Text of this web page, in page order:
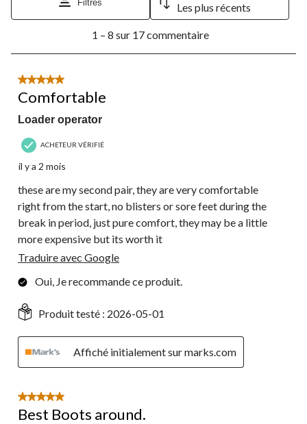
Filtres
Les plus récents
8
17
commentaire.
1 – 8 sur 17 commentaire
5 étoile(s) sur 5.
Comfortable
Loader operator
ACHETEUR VÉRIFIÉ
il y a 2 mois
these are my second pair, they are very comfortable
right from the start, no blisters or sore feet during the
break in period, just pure comfort, they may be a little
more expensive but its worth it
Traduire avec Google
Oui, Je recommande ce produit.
Produit testé : 2026-05-01
Affiché initialement sur marks.com
5 étoile(s) sur 5.
Best Boots around.